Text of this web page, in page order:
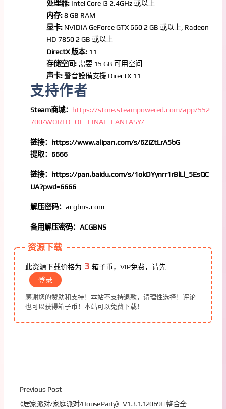
处理器: Intel Core i3 2.4GHz 或以上
内存:8 GB RAM
显卡: NVIDIA GeForce GTX 660 2 GB 或以上, Radeon
HD 7850 2 GB 或以上
DirectX 版本: 11
存储空间: 需要 15 GB 可用空间
声卡:聲音設備支援 DirectX 11
支持作者
Steam商城： https://store.steampowered.com/app/552
700/WORLD_OF_FINAL_FANTASY/
链接：https://www.alipan.com/s/6ZiZtLrA5bG
提取：6666
链接：https://pan.baidu.com/s/1okDYynrr1rBlLl_5EsQC
UA?pwd=6666
解压密码： acgbns.com
备用解压密码：ACGBNS
资源下载
此资源下载价格为 3 箱子币，VIP免费，请先
登录
感谢您的赞助和支持！本站不支持退款，请理性选择！评论
也可以获得箱子币！本站可以免费下载！
Previous Post
《居家派对/家庭派对/House Party》V1.3.1.12069E|整合全